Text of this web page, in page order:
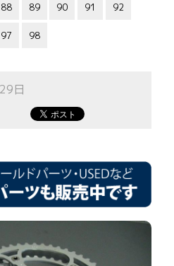
88 89 90 91 92
97 98
日